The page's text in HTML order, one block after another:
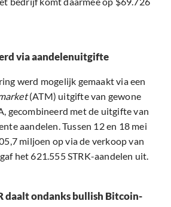
via aandelenuitgifte
werd mogelijk gemaakt via een
(ATM) uitgifte van gewone
gecombineerd met de uitgifte van
aandelen. Tussen 12 en 18 mei
miljoen op via de verkoop van
het 621.555 STRK-aandelen uit.
daalt ondanks bullish Bitcoin-